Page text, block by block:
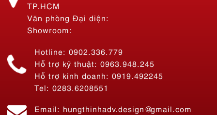
TP.HCM
Văn phòng Đại diện:
Showroom:
Hotline: 0902.336.779
Hỗ trợ kỹ thuật: 0963.948.245
Hỗ trợ kinh doanh: 0919.492245
Tel: 0283.6208551
Email: hungthinhadv.design@gmail.com